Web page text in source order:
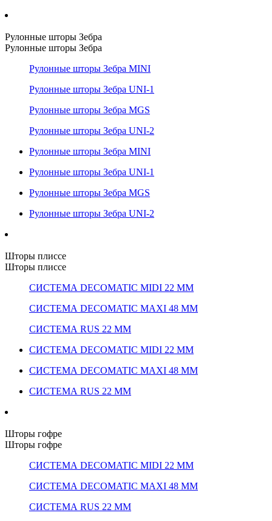
Рулонные шторы Зебра
Рулонные шторы Зебра
Рулонные шторы Зебра MINI
Рулонные шторы Зебра UNI-1
Рулонные шторы Зебра MGS
Рулонные шторы Зебра UNI-2
Рулонные шторы Зебра MINI
Рулонные шторы Зебра UNI-1
Рулонные шторы Зебра MGS
Рулонные шторы Зебра UNI-2
Шторы плиссе
Шторы плиссе
СИСТЕМА DECOMATIC MIDI 22 ММ
СИСТЕМА DECOMATIC MAXI 48 ММ
СИСТЕМА RUS 22 ММ
СИСТЕМА DECOMATIC MIDI 22 ММ
СИСТЕМА DECOMATIC MAXI 48 ММ
СИСТЕМА RUS 22 ММ
Шторы гофре
Шторы гофре
СИСТЕМА DECOMATIC MIDI 22 ММ
СИСТЕМА DECOMATIC MAXI 48 ММ
СИСТЕМА RUS 22 ММ